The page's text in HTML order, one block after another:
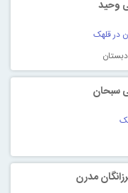
وحید
در قلهک
سبحان
مدرن